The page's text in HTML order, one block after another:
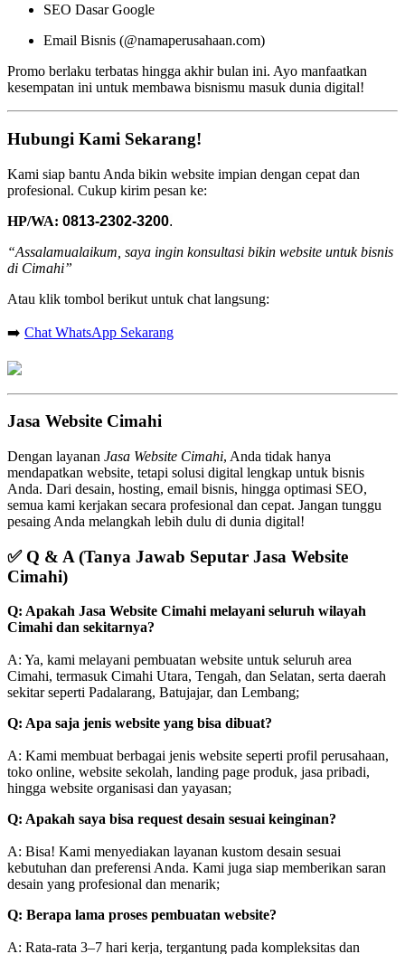
SEO Dasar Google
Email Bisnis (@namaperusahaan.com)
Promo berlaku terbatas hingga akhir bulan ini. Ayo manfaatkan
kesempatan ini untuk membawa bisnismu masuk dunia digital!
Hubungi Kami Sekarang!
Kami siap bantu Anda bikin website impian dengan cepat dan
profesional. Cukup kirim pesan ke:
HP/WA: 0813-2302-3200.
“Assalamualaikum, saya ingin konsultasi bikin website untuk bisnis
di Cimahi”
Atau klik tombol berikut untuk chat langsung:
➡️ Chat WhatsApp Sekarang
Jasa Website Cimahi
Dengan layanan Jasa Website Cimahi, Anda tidak hanya
mendapatkan website, tetapi solusi digital lengkap untuk bisnis
Anda. Dari desain, hosting, email bisnis, hingga optimasi SEO,
semua kami kerjakan secara profesional dan cepat. Jangan tunggu
pesaing Anda melangkah lebih dulu di dunia digital!
✅ Q & A (Tanya Jawab Seputar Jasa Website
Cimahi)
Q: Apakah Jasa Website Cimahi melayani seluruh wilayah
Cimahi dan sekitarnya?
A: Ya, kami melayani pembuatan website untuk seluruh area
Cimahi, termasuk Cimahi Utara, Tengah, dan Selatan, serta daerah
sekitar seperti Padalarang, Batujajar, dan Lembang;
Q: Apa saja jenis website yang bisa dibuat?
A: Kami membuat berbagai jenis website seperti profil perusahaan,
toko online, website sekolah, landing page produk, jasa pribadi,
hingga website organisasi dan yayasan;
Q: Apakah saya bisa request desain sesuai keinginan?
A: Bisa! Kami menyediakan layanan kustom desain sesuai
kebutuhan dan preferensi Anda. Kami juga siap memberikan saran
desain yang profesional dan menarik;
Q: Berapa lama proses pembuatan website?
A: Rata-rata 3–7 hari kerja, tergantung pada kompleksitas dan